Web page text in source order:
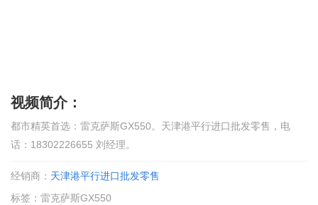
视频简介：
都市精英首选：雷克萨斯GX550。天津港平行进口批发零售，电
话：18302226655 刘经理。
经销商： 天津港平行进口批发零售
标签：雷克萨斯GX550